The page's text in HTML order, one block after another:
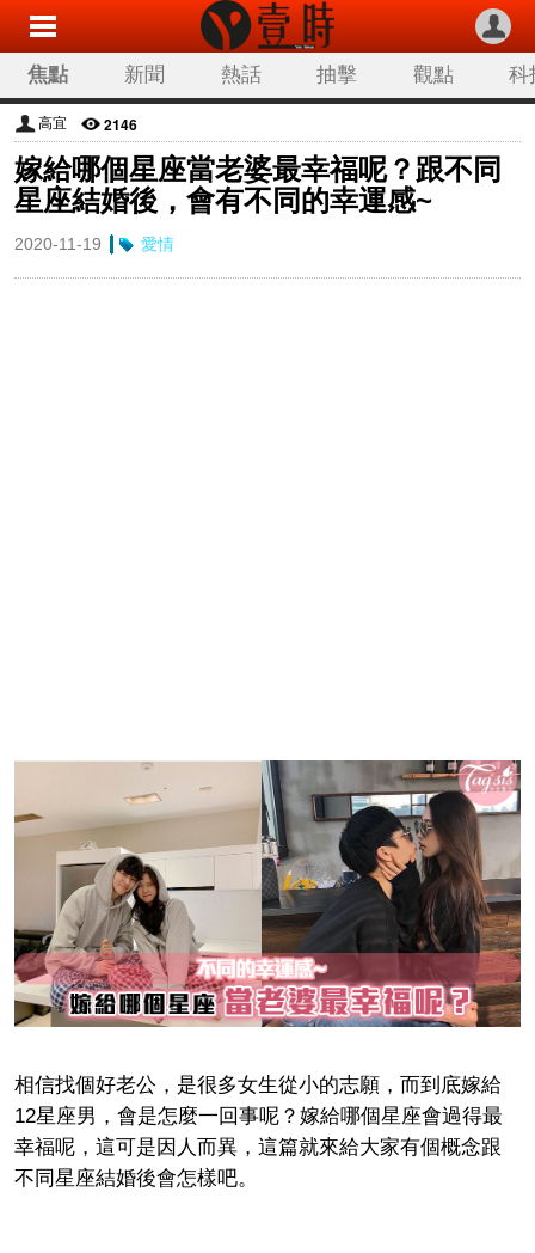
焦點 新聞 熱話 抽擊 觀點 科
高宜 2146
嫁給哪個星座當老婆最幸福呢？跟不同
星座結婚後，會有不同的幸運感~
2020-11-19 愛情
相信找個好老公，是很多女生從小的志願，而到底嫁給
12星座男，會是怎麼一回事呢？嫁給哪個星座會過得最
幸福呢，這可是因人而異，這篇就來給大家有個概念跟
不同星座結婚後會怎樣吧。